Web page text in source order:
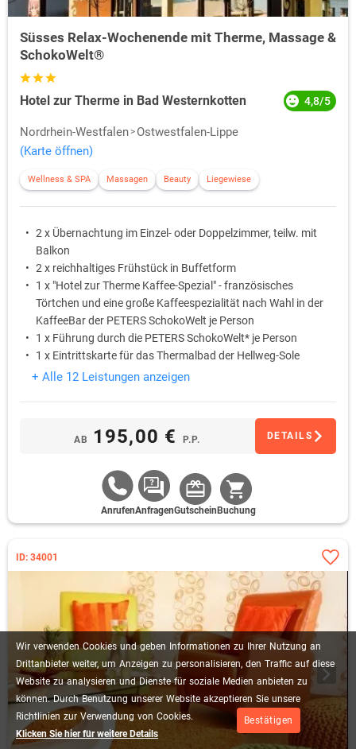
Wir verwenden Cookies und geben Informationen zu Ihrer Nutzung an
Drittanbieter weiter, um Anzeigen zu personalisieren, den Traffic auf diese
Website zu analysieren und Dienste für soziale Medien anbieten zu
können. Durch Benutzung unserer Website akzeptieren Sie unsere
Richtlinien zur Verwendung von Cookies.
Klicken Sie hier für weitere Details
Bestätigen
Süsses Relax-Wochenende mit Therme, Massage &
SchokoWelt®
Hotel zur Therme in Bad Westernkotten 4,8/5
Nordrhein-Westfalen
Ostwestfalen-Lippe
(Karte öffnen)
Wellness & SPA Massagen Beauty Liegewiese
2 x Übernachtung im Einzel- oder Doppelzimmer, teilw. mit
Balkon
2 x reichhaltiges Frühstück in Buffetform
1 x "Hotel zur Therme Kaffee-Spezial" - französisches
Törtchen und eine große Kaffeespezialität nach Wahl in der
KaffeeBar der PETERS SchokoWelt je Person
1 x Führung durch die PETERS SchokoWelt* je Person
1 x Eintrittskarte für das Thermalbad der Hellweg-Sole
Thermen (2 Stunden) je Person
+ Alle 12 Leistungen anzeigen
AB 195,00 € P.P. DETAILS
AnrufenAnfragenGutschein Buchung
ID: 34001